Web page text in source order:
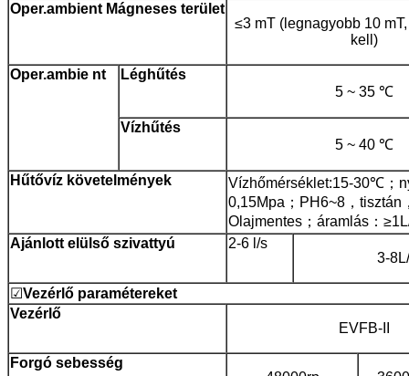
Oper.ambient Mágneses terület
≤3 mT (legnagyobb 10
kell)
Oper.ambie nt
Léghűtés
5 ~ 35 ℃
Vízhűtés
5 ~ 40 ℃
Hűtővíz követelmények
Vízhőmérséklet:15-30℃；
0,15Mpa；PH6~8，tisztán
Olajmentes；áramlás：
Ajánlott elülső szivattyú
2-6 l/s
3-
☑Vezérlő paramétereket
Vezérlő
EVFB-II
Forgó sebesség